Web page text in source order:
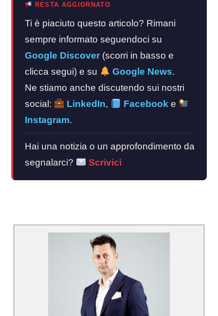
RESTA AGGIORNATO
Ti è piaciuto questo articolo? Rimani
sempre informato seguendoci su
Google Discover (scorri in basso e
clicca segui) e su
Google News.
Ne stiamo anche discutendo sui nostri
social:
LinkedIn, Facebooke
Instagram.
Hai una notizia o un approfondimento da
segnalarci?
Scrivici